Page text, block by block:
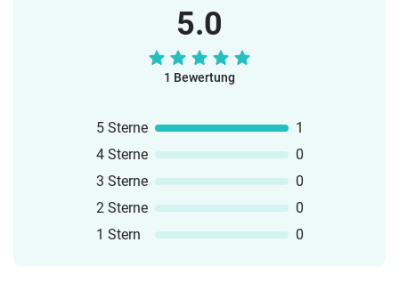
5.0
1 Bewertung
5 Sterne
1
4 Sterne
0
3 Sterne
0
2 Sterne
0
1 Stern
0